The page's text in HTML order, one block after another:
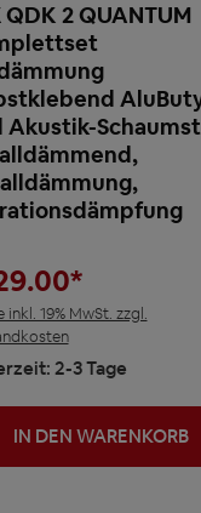
QDK 2 QUANTUM
Akustik-
inkl. 19% MwSt. zzgl.
2-3 Tage
IN DEN WARENKORB